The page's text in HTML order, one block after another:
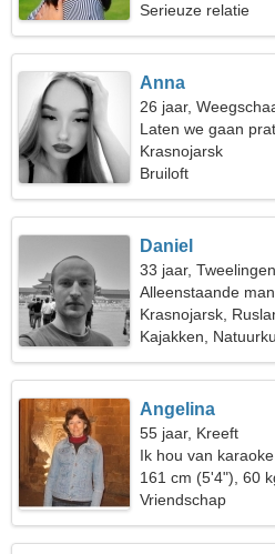
Serieuze relatie
Anna
26 jaar,
Laten we gaan
vrouw
Krasnojarsk
Bruiloft
Daniel
33 jaar, Tweelingen
Alleenstaande
Krasnojarsk,
Kajakken,
Angelina
55 jaar, Kreeft
Ik hou van
161 cm (5'4"), 60
Vriendschap